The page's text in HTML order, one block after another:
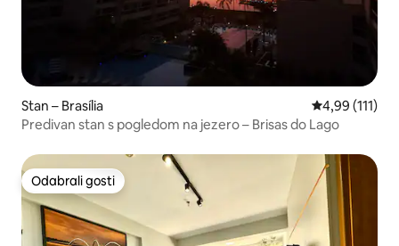
Stan – Brasília Prosječna
4,99 (111)
Predivan stan s pogledom na jezero – Brisas do Lago
Odabrali gosti
Odabrali gosti